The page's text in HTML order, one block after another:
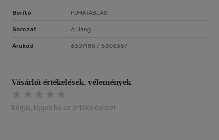
Borító PUHATÁBLÁS
Sorozat A Hang
Árukód 6307185 / 5306357
Vásárlói értékelések, vélemények
Kérjük, lépjen be az értékeléshez!